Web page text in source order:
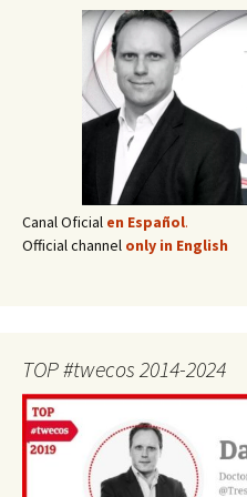
Canal Oficial en Español.
Official channel only in English
TOP #twecos 2014-2024